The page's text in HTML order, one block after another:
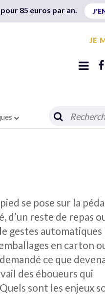
85 euros par an.
JE
se pose sur la
reste de repas
gestes
en carton
ce que
des éboueurs qui
sont les enjeux